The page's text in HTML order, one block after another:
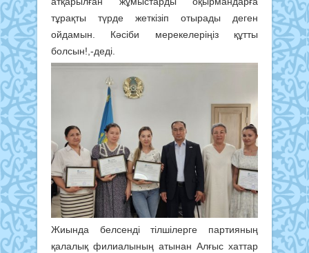
тұрақты түрде жеткізіп отырады деген
ойдамын. Кәсіби мерекелеріңіз құтты
болсын!,-деді.
Жиында белсенді тілшілерге партияның
қалалық филиалының атынан Алғыс хаттар